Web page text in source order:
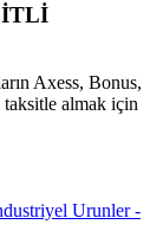
Axess, Bonus,
almak için